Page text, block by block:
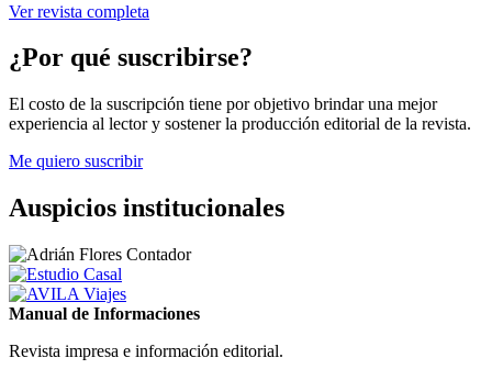
Ver revista completa
¿Por qué suscribirse?
El costo de la suscripción tiene por objetivo brindar una mejor
experiencia al lector y sostener la producción editorial de la revista.
Me quiero suscribir
Auspicios institucionales
Manual de Informaciones
Revista impresa e información editorial.